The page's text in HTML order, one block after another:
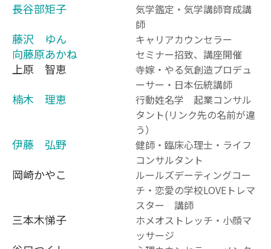
長谷部矩子
気学鑑定・気学講師育成講
師
藤沢 ゆん キャリアカウンセラー
向藤原あかね セミナー招致、講座開催
上原 智恵
寺嫁・やる気創造プロデュ
ーサー・日本伝統講師
楠木 理恵
行動姓名学 起業コンサル
タント(リンク先の名前が違
う）
伊藤 弘野
健師・臨床心理士・ライフ
コンサルタント
岡崎かやこ
ルールズデーティングコー
チ・恋愛の学校LOVEトレマ
スター 講師
三本木悌子
ホメオストレッチ・小顔マ
ッサージ